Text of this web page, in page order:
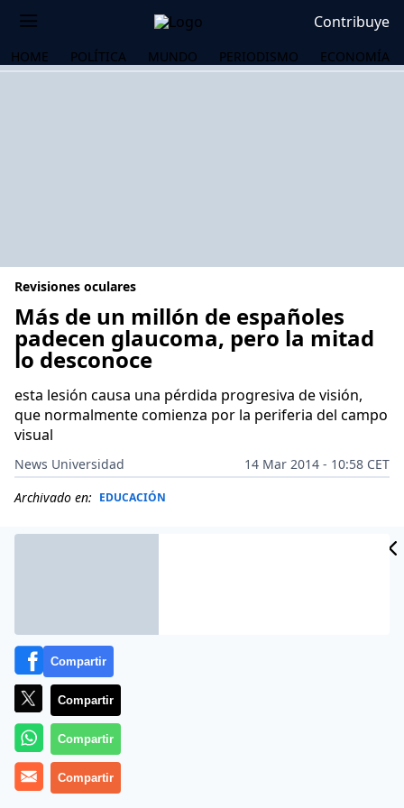
Contribuye
HOME POLÍTICA MUNDO PERIODISMO ECONOMÍA
Revisiones oculares
Más de un millón de españoles
padecen glaucoma, pero la mitad
lo desconoce
esta lesión causa una pérdida progresiva de visión,
que normalmente comienza por la periferia del campo
visual
News Universidad
14 Mar 2014 - 10:58 CET
Archivado en: EDUCACIÓN
Más de un millón de españoles padecen glaucoma,
Compartir
Compartir
Compartir
Compartir